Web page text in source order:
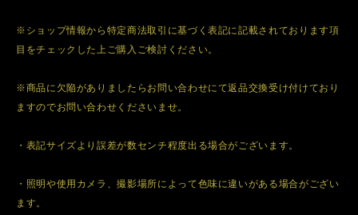
※ショップ情報から特定商法取引に基づく表記に記載されております項
目をチェックした上ご購入ご検討ください。
※商品に欠陥がありましたらお問い合わせにて返品交換受け付けており
ますのでお問い合わせくださいませ。
・表記サイズより誤差が数センチ程度出る場合がございます。
・照明や使用カメラ、撮影場所によって色味に違いがある場合がござい
ます。